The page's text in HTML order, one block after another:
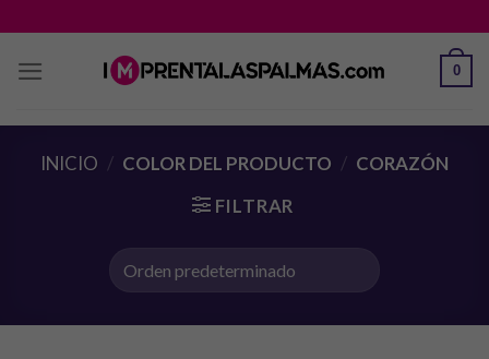
contenido
0
INICIO / COLOR DEL PRODUCTO / CORAZÓN
FILTRAR